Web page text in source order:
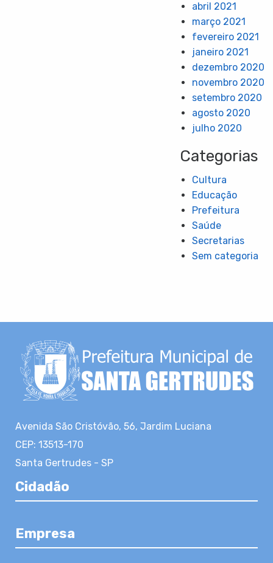
abril 2021
março 2021
fevereiro 2021
janeiro 2021
dezembro 2020
novembro 2020
setembro 2020
agosto 2020
julho 2020
Categorias
Cultura
Educação
Prefeitura
Saúde
Secretarias
Sem categoria
Avenida São Cristóvão, 56, Jardim Luciana
CEP: 13513-170
Santa Gertrudes - SP
Cidadão
Empresa